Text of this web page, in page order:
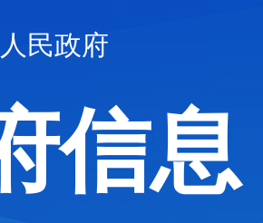
民政府
信息